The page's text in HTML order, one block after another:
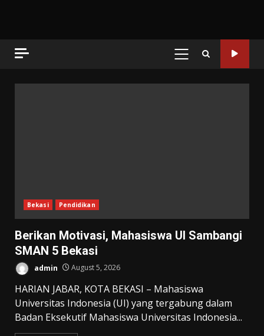
PRIMARY
Bekasi Pendidikan
Berikan Motivasi, Mahasiswa UI Sambangi
SMAN 5 Bekasi
admin August 5, 2026
HARIAN JABAR, KOTA BEKASI – Mahasiswa
Universitas Indonesia (UI) yang tergabung dalam
Badan Eksekutif Mahasiswa Universitas Indonesia...